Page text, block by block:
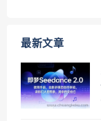
最新文章